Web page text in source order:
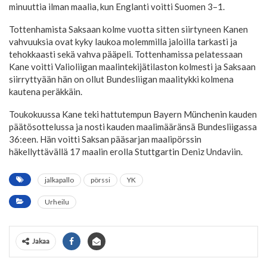
minuuttia ilman maalia, kun Englanti voitti Suomen 3–1.
Tottenhamista Saksaan kolme vuotta sitten siirtyneen Kanen
vahvuuksia ovat kyky laukoa molemmilla jaloilla tarkasti ja
tehokkaasti sekä vahva pääpeli. Tottenhamissa pelatessaan
Kane voitti Valioliigan maalintekijätilaston kolmesti ja Saksaan
siirryttyään hän on ollut Bundesliigan maalitykki kolmena
kautena peräkkäin.
Toukokuussa Kane teki hattutempun Bayern Münchenin kauden
päätösottelussa ja nosti kauden maalimääränsä Bundesliigassa
36:een. Hän voitti Saksan pääsarjan maalipörssin
häkellyttävällä 17 maalin erolla Stuttgartin Deniz Undaviin.
jalkapallo pörssi YK
Urheilu
Jakaa